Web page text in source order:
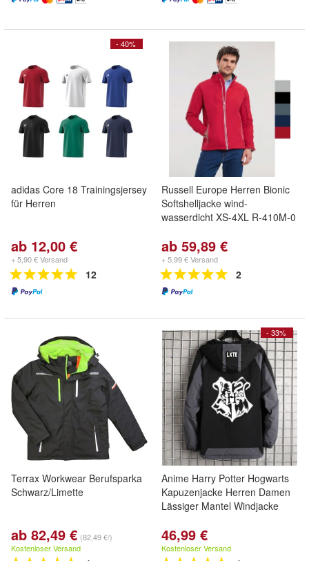
- 40%
adidas Core 18 Trainingsjersey
für Herren
ab 12,00 €
+ 5,90 € Versand
12
Russell Europe Herren Bionic
Softshelljacke wind-
wasserdicht XS-4XL R-410M-0
ab 59,89 €
+ 5,99 € Versand
2
Terrax Workwear Berufsparka
Schwarz/Limette
ab 82,49 € (82,49 €/)
Kostenloser Versand
- 33%
Anime Harry Potter Hogwarts
Kapuzenjacke Herren Damen
Lässiger Mantel Windjacke
46,99 €
Kostenloser Versand